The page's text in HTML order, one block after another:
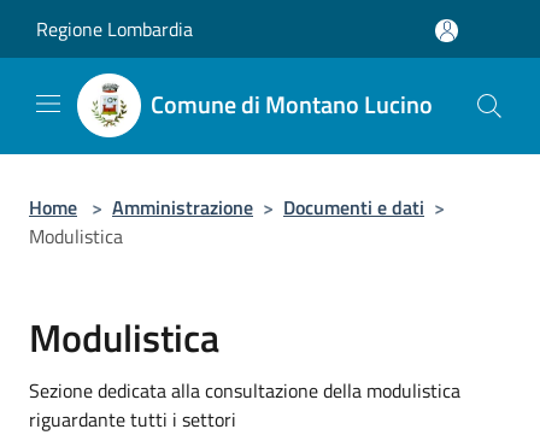
Regione Lombardia
Comune di Montano Lucino
Home > Amministrazione > Documenti e dati >
Modulistica
Modulistica
Sezione dedicata alla consultazione della modulistica
riguardante tutti i settori